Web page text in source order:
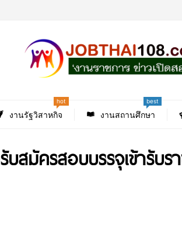
งานรัฐวิสาหกิจ
hot
งานสถานศึกษา
best
รับสมัครสอบบรรจุเข้า